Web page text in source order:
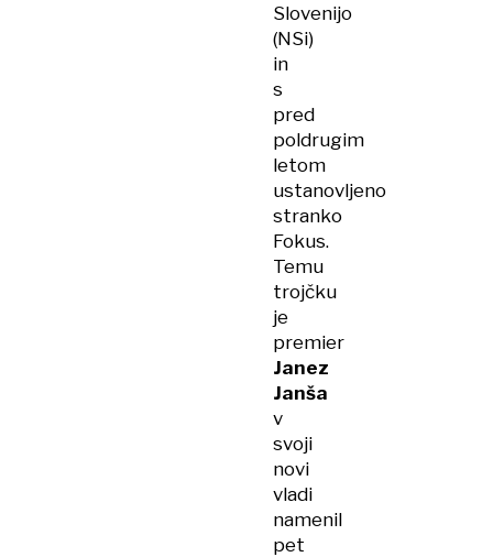
Slovenijo
(NSi)
in
s
pred
poldrugim
letom
ustanovljeno
stranko
Fokus.
Temu
trojčku
je
premier
Janez
Janša
v
svoji
novi
vladi
namenil
pet